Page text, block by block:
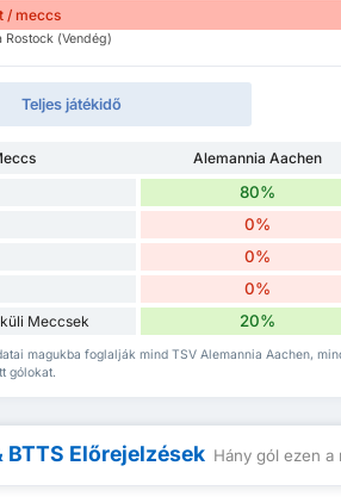
/ meccs
Rostock (Vendég)
Teljes játékidő
Alemannia Aachen
80%
0%
0%
0%
Meccsek 20%
magukba foglalják mind TSV Alemannia Aachen,
gólokat.
BTTS Előrejelzések Hány gól ezen a